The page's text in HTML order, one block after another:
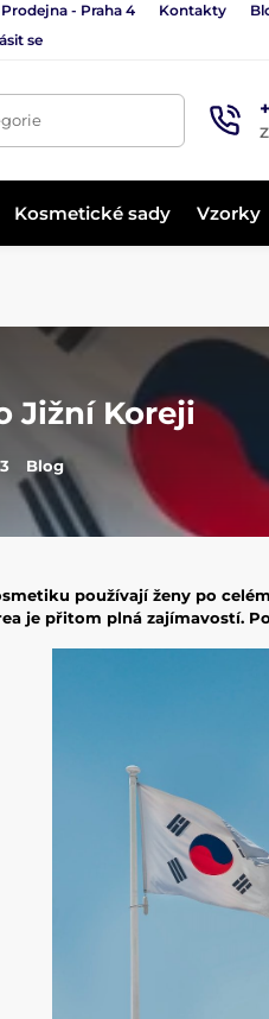
Prodejna - Praha 4 Kontakty
se
Kosmetické sady Vzorky
Jižní Koreji
Blog
používají ženy po
je přitom plná zajímavostí.